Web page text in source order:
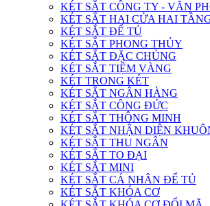
KÉT SẮT CÔNG TY - VĂN
KÉT SẮT HAI CỬA HAI
KÉT SẮT ĐỂ TỦ
KÉT SẮT PHONG THỦY
KÉT SẮT ĐẶC CHỦNG
KÉT SẮT TIỆM VÀNG
KÉT TRONG KÉT
KÉT SẮT NGÂN HÀNG
KÉT SẮT CÔNG ĐỨC
KÉT SẮT THÔNG MINH
KÉT SẮT NHẬN DIỆN
KÉT SẮT THU NGÂN
KÉT SẮT TO ĐẠI
KÉT SẮT MINI
KÉT SẮT CÁ NHÂN ĐỂ TỦ
KÉT SẮT KHÓA CƠ